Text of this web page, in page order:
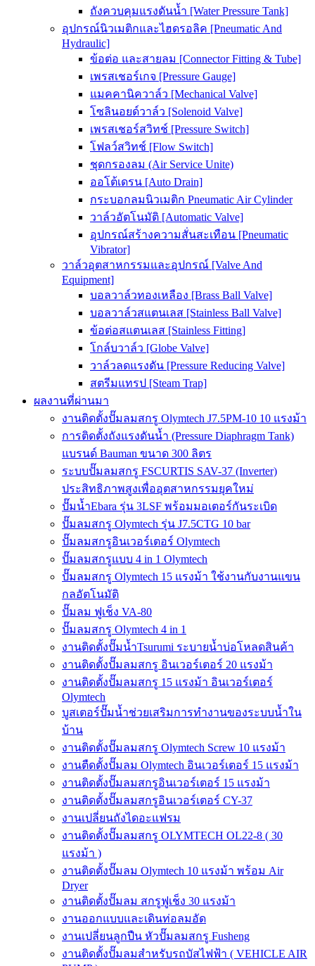
ถังควบคุมแรงดันน้ำ [Water Pressure Tank]
อุปกรณ์นิวเมติกและไฮดรอลิค [Pneumatic And
Hydraulic]
ข้อต่อ และสายลม [Connector Fitting & Tube]
เพรสเชอร์เกจ [Pressure Gauge]
แมคคานิควาล์ว [Mechanical Valve]
โซลินอยด์วาล์ว [Solenoid Valve]
เพรสเชอร์สวิทช์ [Pressure Switch]
โฟลว์สวิทช์ [Flow Switch]
ชุดกรองลม (Air Service Unite)
ออโต้เดรน [Auto Drain]
กระบอกลมนิวเมติก Pneumatic Air Cylinder
วาล์วอัตโนมัติ [Automatic Valve]
อุปกรณ์สร้างความสั่นสะเทือน [Pneumatic
Vibrator]
วาล์วอุตสาหกรรมและอุปกรณ์ [Valve And
Equipment]
บอลวาล์วทองเหลือง [Brass Ball Valve]
บอลวาล์วสแตนเลส [Stainless Ball Valve]
ข้อต่อสแตนเลส [Stainless Fitting]
โกล์บวาล์ว [Globe Valve]
วาล์วลดแรงดัน [Pressure Reducing Valve]
สตรีมแทรป [Steam Trap]
ผลงานที่ผ่านมา
งานติดตั้งปั๊มลมสกรู Olymtech J7.5PM-10 10 แรงม้า
การติดตั้งถังแรงดันน้ำ (Pressure Diaphragm Tank)
แบรนด์ Bauman ขนาด 300 ลิตร
ระบบปั๊มลมสกรู FSCURTIS SAV-37 (Inverter)
ประสิทธิภาพสูงเพื่ออุตสาหกรรมยุคใหม่
ปั๊มน้ำEbara รุ่น 3LSF พร้อมมอเตอร์กันระเบิด
ปั๊มลมสกรู Olymtech รุ่น J7.5CTG 10 bar
ปั๊มลมสกรูอินเวอร์เตอร์ Olymtech
ปั๊มลมสกรูแบบ 4 in 1 Olymtech
ปั๊มลมสกรู Olymtech 15 แรงม้า ใช้งานกับงานแขน
กลอัตโนมัติ
ปั๊มลม ฟูเช็ง VA-80
ปั๊มลมสกรู Olymtech 4 in 1
งานติดตั้งปั๊มน้ำTsurumi ระบายน้ำบ่อโหลดสินค้า
งานติดตั้งปั๊มลมสกรู อินเวอร์เตอร์ 20 แรงม้า
งานติดตั้งปั๊มลมสกรู 15 แรงม้า อินเวอร์เตอร์
Olymtech
บูสเตอร์ปั๊มน้ำช่วยเสริมการทำงานของระบบน้ำใน
บ้าน
งานติดตั้งปั๊มลมสกรู Olymtech Screw 10 แรงม้า
งานตืดตั้งปั๊มลม Olymtech อินเวอร์เตอร์ 15 แรงม้า
งานติดตั้งปั๊มลมสกรูอินเวอร์เตอร์ 15 แรงม้า
งานติดตั้งปั๊มลมสกรูอินเวอร์เตอร์ CY-37
งานเปลี่ยนถังไดอะแฟรม
งานติดตั้งปั๊มลมสกรู OLYMTECH OL22-8 ( 30
แรงม้า )
งานติดตั้งปั๊มลม Olymtech 10 แรงม้า พร้อม Air
Dryer
งานติดตั้งปั๊มลม สกรูฟูเช็ง 30 แรงม้า
งานออกแบบและเดินท่อลมอัด
งานเปลี่ยนลูกปืน หัวปั๊มลมสกรู Fusheng
งานติดตั้งปั๊มลมสำหรับรถบัสไฟฟ้า ( VEHICLE AIR